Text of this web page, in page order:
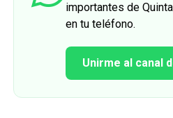
importantes de
en tu teléfono.
Unirme al canal